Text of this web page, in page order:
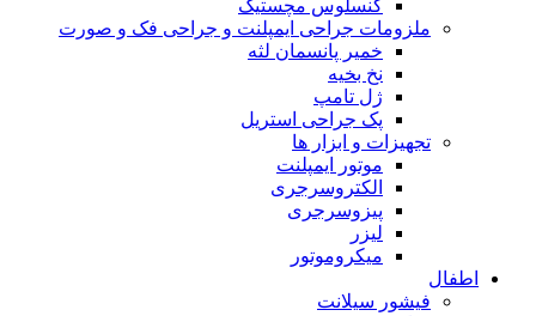
کنسلوس مچستیک
ملزومات جراحی ایمپلنت و جراحی فک و صورت
خمیر پانسمان لثه
نخ بخیه
ژل تامپ
پک جراحی استریل
تجهیزات و ابزار ها
موتور ایمپلنت
الکتروسرجری
پیزوسرجری
لیزر
میکروموتور
اطفال
فیشور سیلانت